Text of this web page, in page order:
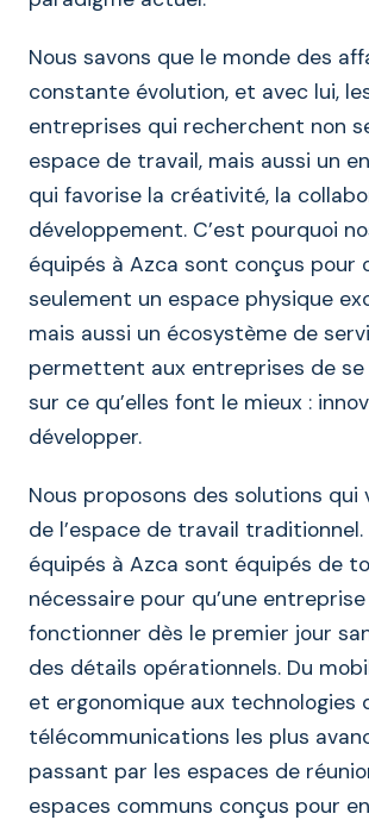
Nous savons que le monde des
constante évolution, et avec lui,
entreprises qui recherchent non
espace de travail, mais aussi un
qui favorise la créativité, la
développement. C’est pourquoi
équipés à Azca sont conçus pour
seulement un espace physique
mais aussi un écosystème de
permettent aux entreprises de
sur ce qu’elles font le mieux :
développer.
Nous proposons des solutions qui
de l’espace de travail traditionnel.
équipés à Azca sont équipés de
nécessaire pour qu’une
fonctionner dès le premier jour
des détails opérationnels. Du
et ergonomique aux technologies
télécommunications les plus
passant par les espaces de
espaces communs conçus pour